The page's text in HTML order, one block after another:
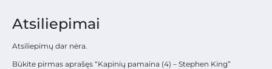
Atsiliepimai
Atsiliepimų dar nėra.
Būkite pirmas aprašęs “Kapinių pamaina (4) – Stephen King”